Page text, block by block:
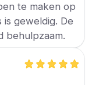
te maken op
geweldig. De
behulpzaam.